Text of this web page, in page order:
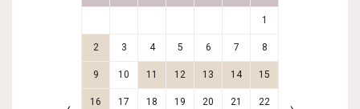
1
2 3 4 5 6 7 8
9 10 11 12 13 14 15
16 17 18 19 20 21 22